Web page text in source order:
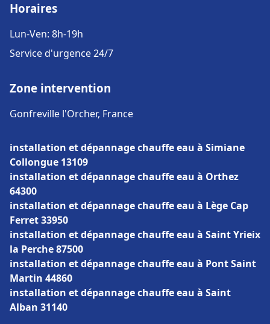
Horaires
Lun-Ven: 8h-19h
Service d'urgence 24/7
Zone intervention
Gonfreville l'Orcher, France
installation et dépannage chauffe eau à Simiane
Collongue 13109
installation et dépannage chauffe eau à Orthez
64300
installation et dépannage chauffe eau à Lège Cap
Ferret 33950
installation et dépannage chauffe eau à Saint Yrieix
la Perche 87500
installation et dépannage chauffe eau à Pont Saint
Martin 44860
installation et dépannage chauffe eau à Saint
Alban 31140